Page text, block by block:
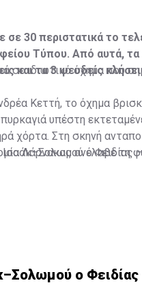
30 περιστατικά το
Τύπου. Από αυτά, τα
και τα 3 ψευδείς
σε ιδιωτικό όχημα που
Κεττή, το όχημα
υπέστη
χόρτα. Στη σκηνή
Λάρνακας ανέλαβε τη
ο Φειδίας
ο Φειδίας